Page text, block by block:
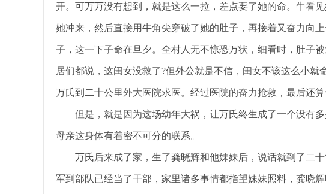
开。可万万没有想到，就是这么一拉，差点要了她的命。牛看
她冲来，然后直接用牛角尖穿破了她的肚子，再接着又奋力向
子，这一下子命在旦夕。全村人无不惊恐万状，细看时，肚子
居们都说，这闺女没救了?但外公就是不信，闺女不该这么小
万氏到二十公里外大医院求医。经过医院的奋力抢救，最后还算
但是，就是因为这场幼年大祸，让万氏终生成了一个没有
母亲这身体有着密不可分的联系。
万氏后来成了家，生了龚晓辉和他妹妹后，说话就到了二
军到部队已经当了干部，家里诸多事情都指望妹妹照料，龚晓